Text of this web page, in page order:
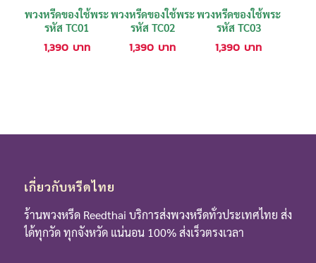
พวงหรีดของใช้พระ
รหัส TC01
1,390 บาท
พวงหรีดของใช้พระ
รหัส TC02
1,390 บาท
พวงหรีดของใช้พระ
รหัส TC03
1,390 บาท
เกี่ยวกับหรีดไทย
ร้านพวงหรีด Reedthai บริการส่งพวงหรีดทั่วประเทศไทย ส่ง
ได้ทุกวัด ทุกจังหวัด แน่นอน 100% ส่งเร็วตรงเวลา